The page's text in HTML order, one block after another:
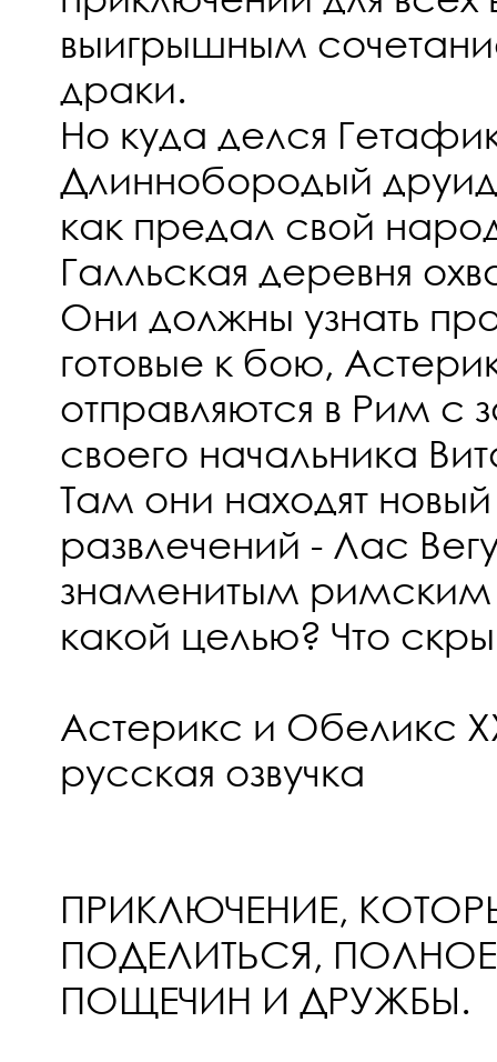
выигрышным
драки.
Но куда делся
Длиннобородый друид
как предал свой
Галльская деревня
Они должны узнать
готовые к бою,
отправляются в Рим с
своего начальника
Там они находят
развлечений - Лас
знаменитым
какой целью? Что
Астерикс и Обеликс
русская озвучка
ПРИКЛЮЧЕНИЕ,
ПОДЕЛИТЬСЯ,
ПОЩЕЧИН И ДРУЖБЫ.